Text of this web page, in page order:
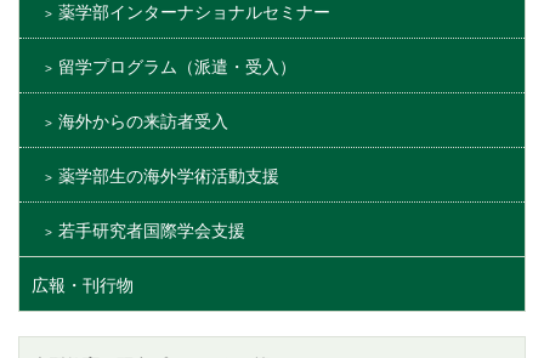
薬学部インターナショナルセミナー
留学プログラム（派遣・受入）
海外からの来訪者受入
薬学部生の海外学術活動支援
若手研究者国際学会支援
広報・刊行物